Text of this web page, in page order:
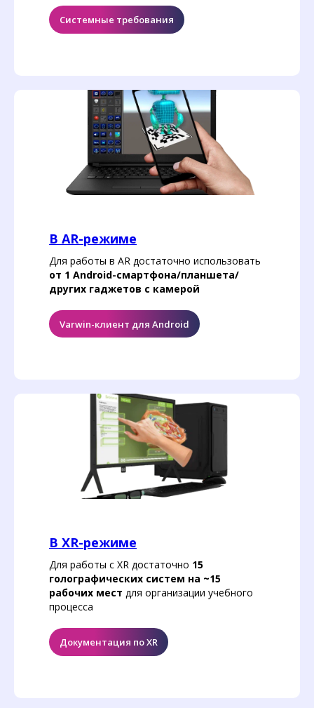
Системные требования
В AR-режиме
Для работы в AR достаточно использовать
от 1 Android-смартфона/планшета/
других гаджетов с камерой
Varwin-клиент для Android
В XR-режиме
Для работы с XR достаточно 15
голографических систем на ~15
рабочих мест для организации учебного
процесса
Документация по XR